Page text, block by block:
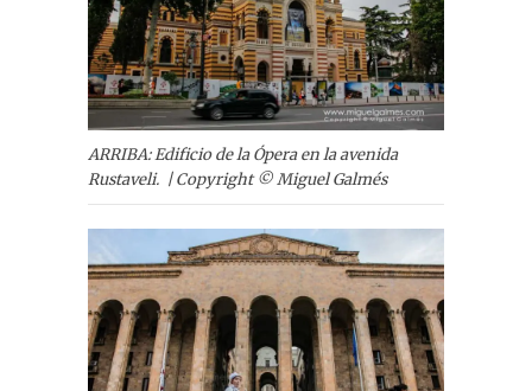
ARRIBA: Edificio de la Ópera en la avenida
Rustaveli. | Copyright © Miguel Galmés